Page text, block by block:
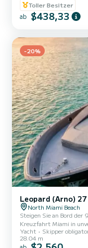
Toller Besitzer
ab $438,33
-20%
Leopard (Arno)
North Miami Beach
Steigen Sie an Bord der
Kreuzfahrt Miami in
Fuß-Leopard-
italienisches Design auf
Yacht Skipper
28.04 m